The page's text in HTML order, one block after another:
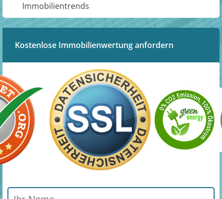
Immobilientrends
Kostenlose Immobilienwertung anfordern